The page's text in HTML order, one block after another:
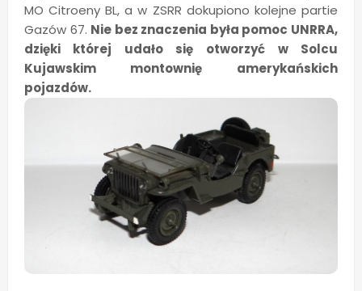
MO Citroeny BL, a w ZSRR dokupiono kolejne partie
Gazów 67. Nie bez znaczenia była pomoc UNRRA,
dzięki której udało się otworzyć w Solcu
Kujawskim montownię amerykańskich
pojazdów.